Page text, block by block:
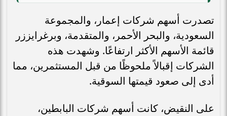
تصدرت أسهم شركات إعمار، والمجموعة
السعودية، والبحر الأحمر، والمتقدمة، وبرغرايززر
قائمة الأسهم الأكثر ارتفاعًا. وشهدت هذه
الشركات إقبالاً ملحوظًا من قبل المستثمرين، مما
أدى إلى صعود قيمتها السوقية.
على النقيض، كانت أسهم شركات البابطين،